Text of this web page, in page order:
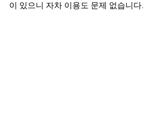
이 있으니 자차 이용도 문제 없습니다.